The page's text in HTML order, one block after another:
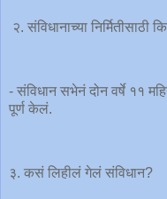
२. संविधानाच्या निर्मितीसाठी
- संविधान सभेनं दोन वर्षे ११
पूर्ण केलं.
३. कसं लिहीलं गेलं संविधान?